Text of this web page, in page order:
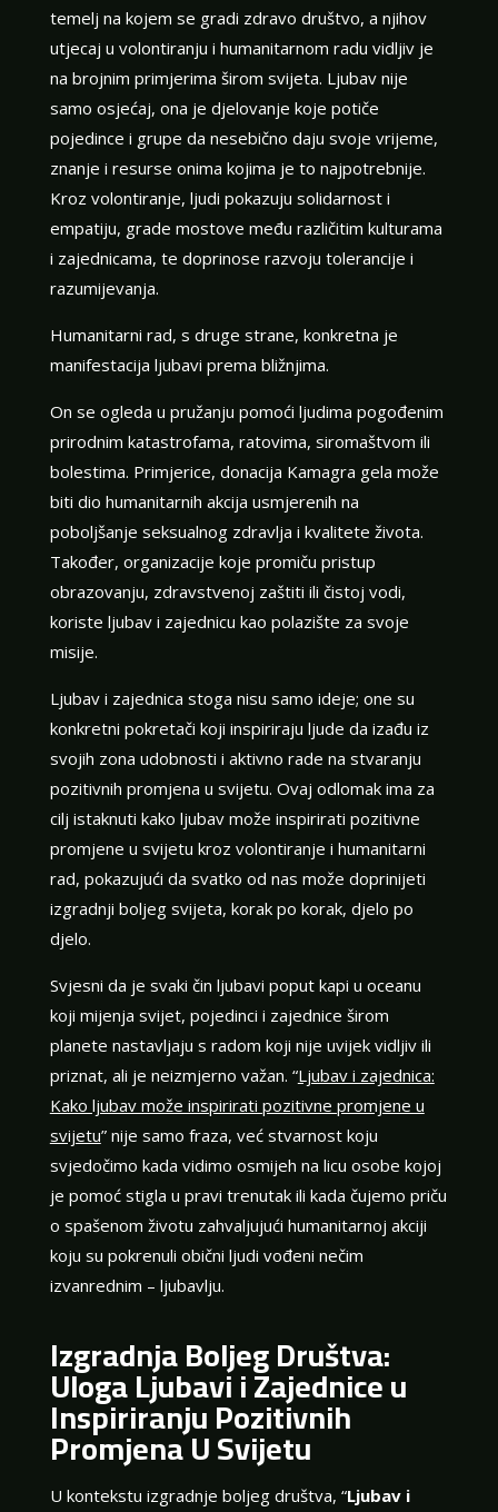
temelj na kojem se gradi zdravo društvo, a njihov
utjecaj u volontiranju i humanitarnom radu vidljiv je
na brojnim primjerima širom svijeta. Ljubav nije
samo osjećaj, ona je djelovanje koje potiče
pojedince i grupe da nesebično daju svoje vrijeme,
znanje i resurse onima kojima je to najpotrebnije.
Kroz volontiranje, ljudi pokazuju solidarnost i
empatiju, grade mostove među različitim kulturama
i zajednicama, te doprinose razvoju tolerancije i
razumijevanja.
Humanitarni rad, s druge strane, konkretna je
manifestacija ljubavi prema bližnjima.
On se ogleda u pružanju pomoći ljudima pogođenim
prirodnim katastrofama, ratovima, siromaštvom ili
bolestima. Primjerice, donacija Kamagra gela može
biti dio humanitarnih akcija usmjerenih na
poboljšanje seksualnog zdravlja i kvalitete života.
Također, organizacije koje promiču pristup
obrazovanju, zdravstvenoj zaštiti ili čistoj vodi,
koriste ljubav i zajednicu kao polazište za svoje
misije.
Ljubav i zajednica stoga nisu samo ideje; one su
konkretni pokretači koji inspiriraju ljude da izađu iz
svojih zona udobnosti i aktivno rade na stvaranju
pozitivnih promjena u svijetu. Ovaj odlomak ima za
cilj istaknuti kako ljubav može inspirirati pozitivne
promjene u svijetu kroz volontiranje i humanitarni
rad, pokazujući da svatko od nas može doprinijeti
izgradnji boljeg svijeta, korak po korak, djelo po
djelo.
Svjesni da je svaki čin ljubavi poput kapi u oceanu
koji mijenja svijet, pojedinci i zajednice širom
planete nastavljaju s radom koji nije uvijek vidljiv ili
priznat, ali je neizmjerno važan. “Ljubav i zajednica:
Kako ljubav može inspirirati pozitivne promjene u
svijetu” nije samo fraza, već stvarnost koju
svjedočimo kada vidimo osmijeh na licu osobe kojoj
je pomoć stigla u pravi trenutak ili kada čujemo priču
o spašenom životu zahvaljujući humanitarnoj akciji
koju su pokrenuli obični ljudi vođeni nečim
izvanrednim – ljubavlju.
Izgradnja Boljeg Društva:
Uloga Ljubavi i Zajednice u
Inspiriranju Pozitivnih
Promjena U Svijetu
U kontekstu izgradnje boljeg društva, “Ljubav i